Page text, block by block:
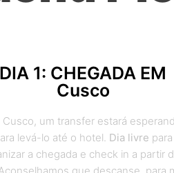
DIA 1: CHEGADA EM
Cusco
Cusco, um transfer estará
levá-lo até o hotel. Dia livre para
a chegada e check in a partir
que descanse, para